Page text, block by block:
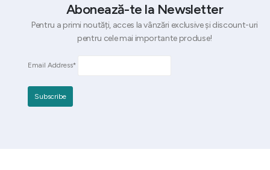
Abonează-te la Newsletter
Pentru a primi noutăți, acces la vânzări exclusive și discount-uri
pentru cele mai importante produse!
Email Address*